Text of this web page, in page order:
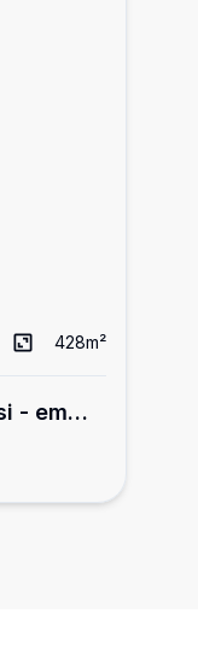
428m²
- em